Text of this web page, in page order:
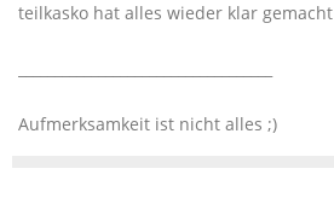
teilkasko hat alles wieder klar gemacht
Aufmerksamkeit ist nicht alles ;)